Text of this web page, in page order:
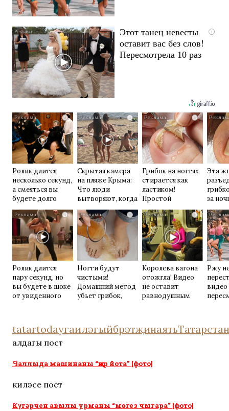
i
Этот танец невесты
оставит вас без слов!
Пересмотрела 10 раз
i
Ролик длится
несколько секунд,
а смеяться вы
будете долго
i
Скрытая камера
на пляже Крыма:
Что люди
вытворяют, когда
их не видят...
i
Грибок на ногтях
стирается как
ластиком!
Простой
домашний метод
Эта
за
i
Ролик длится
пару секунд, но
вы будете в шоке
от увиденного
i
Ногти будут
чистыми!
Домашний метод
убьет грибок,
i
Королева вагона
отожгла! Видео
не оставит
равнодушным
Ржу
видео
tatartodayгаиләгыйбрәтҗинаятьТатарстан
алдагы пост
Чаллыда машинаны “җир йота” [фото]
киләсе пост
Күгәрчен авылы урманы “мөгез чыгара” [фото]